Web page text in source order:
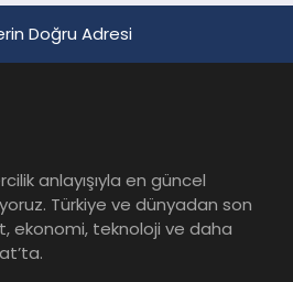
Doğru Adresi
anlayışıyla en güncel
Türkiye ve dünyadan son
ekonomi, teknoloji ve daha